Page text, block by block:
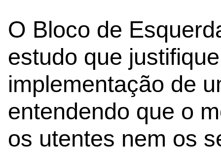
O Bloco de
estudo que
implementação de
entendendo que o
os utentes nem os